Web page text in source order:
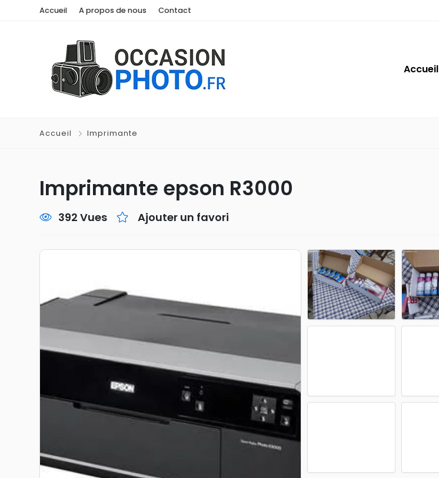
Accueil A propos de nous Contact
Accueil
Accueil Imprimante
Imprimante epson R3000
392 Vues Ajouter un favori